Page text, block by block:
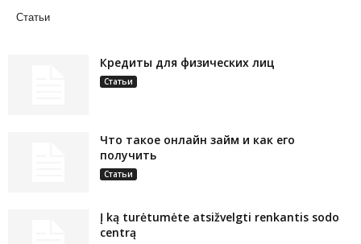
Статьи
Кредиты для физических лиц
Статьи
Что такое онлайн займ и как его
получить
Статьи
Į ką turėtumėte atsižvelgti renkantis sodo
centrą